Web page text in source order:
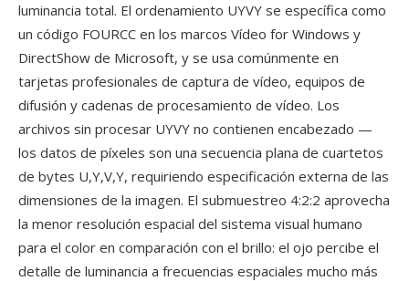
luminancia total. El ordenamiento UYVY se específica como
un código FOURCC en los marcos Vídeo for Windows y
DirectShow de Microsoft, y se usa comúnmente en
tarjetas profesionales de captura de vídeo, equipos de
difusión y cadenas de procesamiento de vídeo. Los
archivos sin procesar UYVY no contienen encabezado —
los datos de píxeles son una secuencia plana de cuartetos
de bytes U,Y,V,Y, requiriendo especificación externa de las
dimensiones de la imagen. El submuestreo 4:2:2 aprovecha
la menor resolución espacial del sistema visual humano
para el color en comparación con el brillo: el ojo percibe el
detalle de luminancia a frecuencias espaciales mucho más